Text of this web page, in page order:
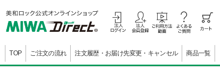
TOP ご注文の流れ 注文履歴・お届け先変更・キャンセル 商品一覧